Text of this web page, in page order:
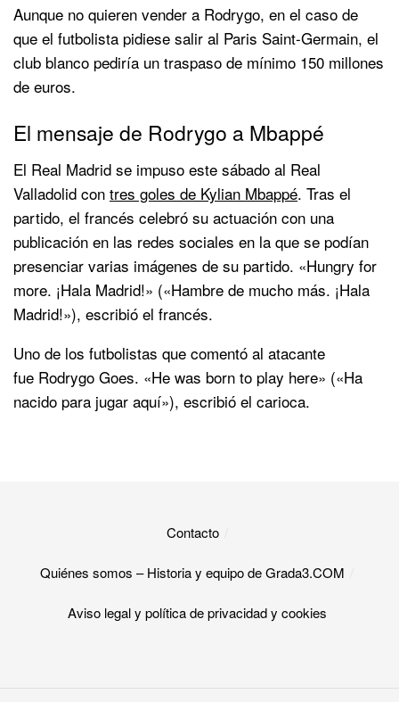
Aunque no quieren vender a Rodrygo, en el caso de
que el futbolista pidiese salir al Paris Saint-Germain, el
club blanco pediría un traspaso de mínimo 150 millones
de euros.
El mensaje de Rodrygo a Mbappé
El Real Madrid se impuso este sábado al Real
Valladolid con tres goles de Kylian Mbappé. Tras el
partido, el francés celebró su actuación con una
publicación en las redes sociales en la que se podían
presenciar varias imágenes de su partido. «Hungry for
more. ¡Hala Madrid!» («Hambre de mucho más. ¡Hala
Madrid!»), escribió el francés.
Uno de los futbolistas que comentó al atacante
fue Rodrygo Goes. «He was born to play here» («Ha
nacido para jugar aquí»), escribió el carioca.
Contacto
Quiénes somos – Historia y equipo de Grada3.COM
Aviso legal y política de privacidad y cookies​